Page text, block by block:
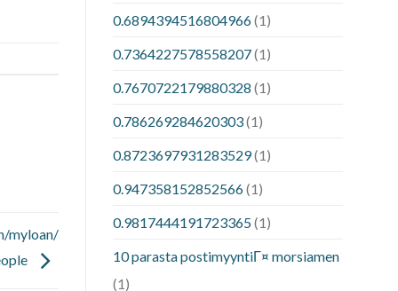
myloan/
0.6894394516804966(1)
0.7364227578558207(1)
0.7670722179880328 (1)
0.786269284620303(1)
0.8723697931283529(1)
0.947358152852566(1)
0.9817444191723365(1)
10 parasta postimyyntiГ¤ morsiamen
(1)